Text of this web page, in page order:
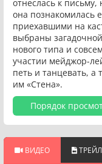
отнеслась к
она познакомилась
приехавшими на
выбраны
нового типа и
участии мейджор-
петь и танцевать, а
им «Стена».
Порядок
ВИДЕО